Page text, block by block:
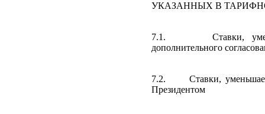
УКАЗАННЫХ В
7.1.
Ставки,
дополнительного
7.2.
Ставки,
Президентом